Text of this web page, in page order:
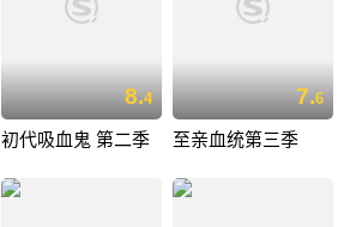
8.4
初代吸血鬼 第二季
7.6
至亲血统第三季